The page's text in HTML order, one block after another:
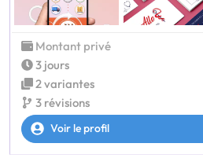
Montant privé
3 jours
2 variantes
3 révisions
Voir le profil